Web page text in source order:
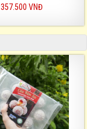
357.500 VNĐ